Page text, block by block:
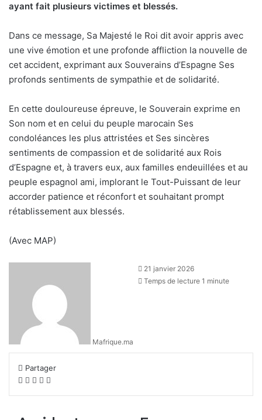
ayant fait plusieurs victimes et blessés.
Dans ce message, Sa Majesté le Roi dit avoir appris avec
une vive émotion et une profonde affliction la nouvelle de
cet accident, exprimant aux Souverains d’Espagne Ses
profonds sentiments de sympathie et de solidarité.
En cette douloureuse épreuve, le Souverain exprime en
Son nom et en celui du peuple marocain Ses
condoléances les plus attristées et Ses sincères
sentiments de compassion et de solidarité aux Rois
d’Espagne et, à travers eux, aux familles endeuillées et au
peuple espagnol ami, implorant le Tout-Puissant de leur
accorder patience et réconfort et souhaitant prompt
rétablissement aux blessés.
(Avec MAP)
Mafrique.ma
21 janvier 2026
Temps de lecture 1 minute
Partager
Facebook
X Linkedin
WhatsApp